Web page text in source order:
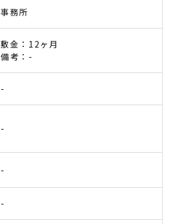
事務所
敷金：12ヶ月
備考：-
-
-
-
-